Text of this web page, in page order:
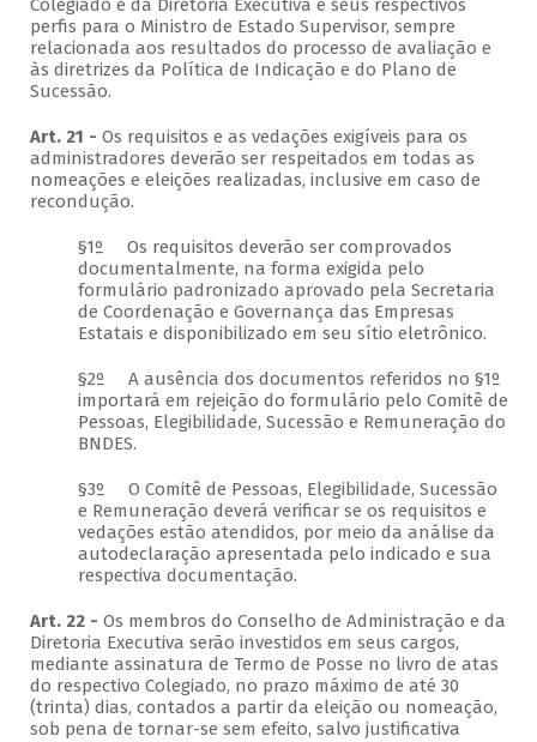
Colegiado e da Diretoria Executiva e seus respectivos
perfis para o Ministro de Estado Supervisor, sempre
relacionada aos resultados do processo de avaliação e
às diretrizes da Política de Indicação e do Plano de
Sucessão.
Art. 21 - Os requisitos e as vedações exigíveis para os
administradores deverão ser respeitados em todas as
nomeações e eleições realizadas, inclusive em caso de
recondução.
§1º Os requisitos deverão ser comprovados
documentalmente, na forma exigida pelo
formulário padronizado aprovado pela Secretaria
de Coordenação e Governança das Empresas
Estatais e disponibilizado em seu sítio eletrônico.
§2º A ausência dos documentos referidos no §1º
importará em rejeição do formulário pelo Comitê de
Pessoas, Elegibilidade, Sucessão e Remuneração do
BNDES.
§3º O Comitê de Pessoas, Elegibilidade, Sucessão
e Remuneração deverá verificar se os requisitos e
vedações estão atendidos, por meio da análise da
autodeclaração apresentada pelo indicado e sua
respectiva documentação.
Art. 22 - Os membros do Conselho de Administração e da
Diretoria Executiva serão investidos em seus cargos,
mediante assinatura de Termo de Posse no livro de atas
do respectivo Colegiado, no prazo máximo de até 30
(trinta) dias, contados a partir da eleição ou nomeação,
sob pena de tornar-se sem efeito, salvo justificativa